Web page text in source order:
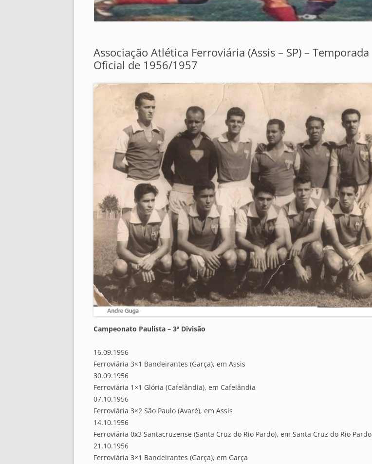
Associação Atlética Ferroviária (Assis – SP) – Temporada
Oficial de 1956/1957
Campeonato Paulista – 3ª Divisão
16.09.1956
Ferroviária 3×1 Bandeirantes (Garça), em Assis
30.09.1956
Ferroviária 1×1 Glória (Cafelândia), em Cafelândia
07.10.1956
Ferroviária 3×2 São Paulo (Avaré), em Assis
14.10.1956
Ferroviária 0x3 Santacruzense (Santa Cruz do Rio Pardo), em Santa Cruz do Rio Pardo
21.10.1956
Ferroviária 3×1 Bandeirantes (Garça), em Garça